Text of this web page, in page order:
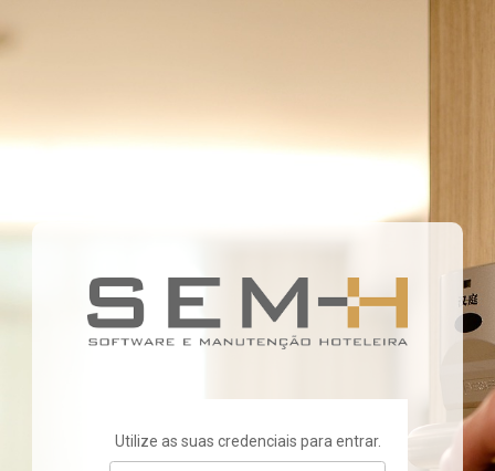
Utilize as suas credenciais para entrar.